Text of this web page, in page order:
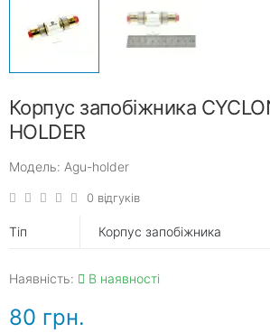
Корпус запобіжника
HOLDER
Модель: Agu-holder
0 відгуків
Тiп Корпус запобіжника
Наявність: В наявності
80 грн.